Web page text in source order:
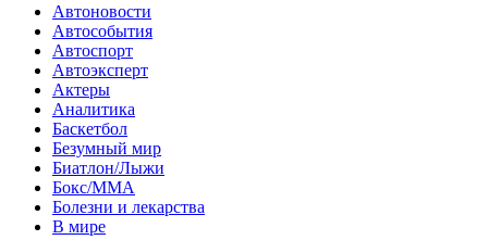
Автоновости
Автособытия
Автоспорт
Автоэксперт
Актеры
Аналитика
Баскетбол
Безумный мир
Биатлон/Лыжи
Бокс/MMA
Болезни и лекарства
В мире